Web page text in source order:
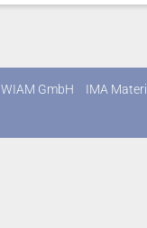
WIAM GmbH IMA